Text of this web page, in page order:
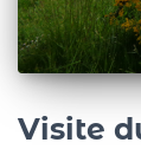
Visite